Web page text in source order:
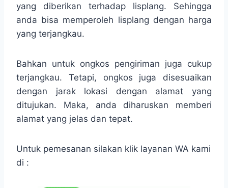
yang diberikan terhadap lisplang. Sehingga
anda bisa memperoleh lisplang dengan harga
yang terjangkau.
Bahkan untuk ongkos pengiriman juga cukup
terjangkau. Tetapi, ongkos juga disesuaikan
dengan jarak lokasi dengan alamat yang
ditujukan. Maka, anda diharuskan memberi
alamat yang jelas dan tepat.
Untuk pemesanan silakan klik layanan WA kami
di :